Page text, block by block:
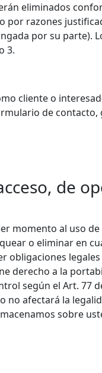
eliminados
por razones
por su parte).
3.
cliente o
de contacto,
de
momento al uso
o eliminar en
obligaciones
derecho a la
según el Art. 77
no afectará la
sobre